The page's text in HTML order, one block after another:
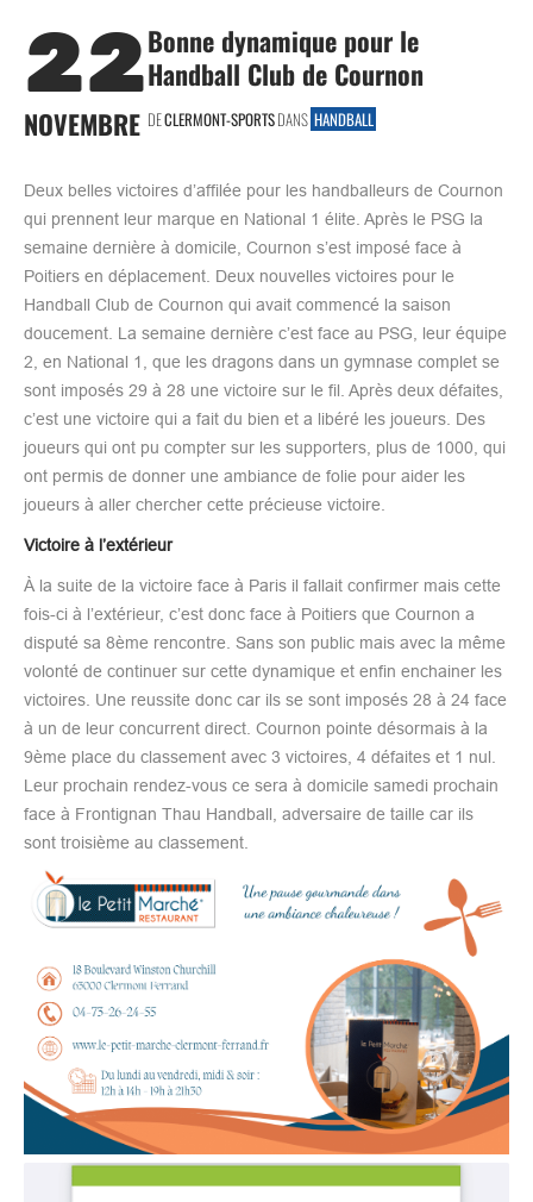
22
NOVEMBRE
Bonne dynamique pour le
Handball Club de Cournon
DECLERMONT-SPORTSDANS HANDBALL
Deux belles victoires d’affilée pour les handballeurs de Cournon
qui prennent leur marque en National 1 élite. Après le PSG la
semaine dernière à domicile, Cournon s’est imposé face à
Poitiers en déplacement. Deux nouvelles victoires pour le
Handball Club de Cournon qui avait commencé la saison
doucement. La semaine dernière c’est face au PSG, leur équipe
2, en National 1, que les dragons dans un gymnase complet se
sont imposés 29 à 28 une victoire sur le fil. Après deux défaites,
c’est une victoire qui a fait du bien et a libéré les joueurs. Des
joueurs qui ont pu compter sur les supporters, plus de 1000, qui
ont permis de donner une ambiance de folie pour aider les
joueurs à aller chercher cette précieuse victoire.
Victoire à l’extérieur
À la suite de la victoire face à Paris il fallait confirmer mais cette
fois-ci à l’extérieur, c’est donc face à Poitiers que Cournon a
disputé sa 8ème rencontre. Sans son public mais avec la même
volonté de continuer sur cette dynamique et enfin enchainer les
victoires. Une reussite donc car ils se sont imposés 28 à 24 face
à un de leur concurrent direct. Cournon pointe désormais à la
9ème place du classement avec 3 victoires, 4 défaites et 1 nul.
Leur prochain rendez-vous ce sera à domicile samedi prochain
face à Frontignan Thau Handball, adversaire de taille car ils
sont troisième au classement.